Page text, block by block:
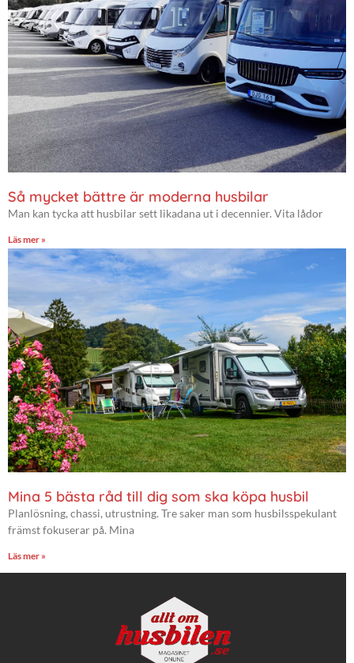
Så mycket bättre är moderna husbilar
Man kan tycka att husbilar sett likadana ut i decennier. Vita lådor
Läs mer »
Mina 5 bästa råd till dig som ska köpa husbil
Planlösning, chassi, utrustning. Tre saker man som husbilsspekulant
främst fokuserar på. Mina
Läs mer »